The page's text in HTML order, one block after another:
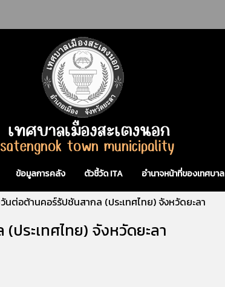
ข้อมูลการคลัง ตัวชี้วัด ITA อำนาจหน้าที่ของเทศบาล
นต่อต้านคอร์รัปชันสากล (ประเทศไทย) จังหวัดยะลา
ระเทศไทย) จังหวัดยะลา